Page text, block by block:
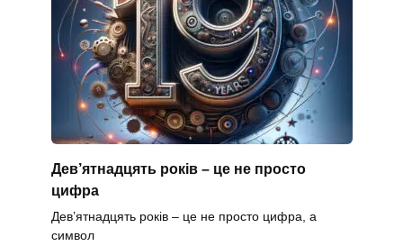
Дев’ятнадцять років – це не просто
цифра
Дев’ятнадцять років – це не просто цифра, а
символ